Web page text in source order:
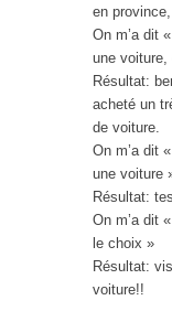
en
On m’a dit
une voiture,
Résultat:
acheté un
de voiture.
On m’a dit
une voiture
Résultat:
On m’a dit
le choix »
Résultat:
voiture!!